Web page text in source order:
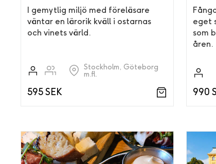
I gemytlig miljö med föreläsare
väntar en lärorik kväll i ostarnas
och vinets värld.
Stockholm, Göteborg
m.fl.
595 SEK
eget
som
åren.
990